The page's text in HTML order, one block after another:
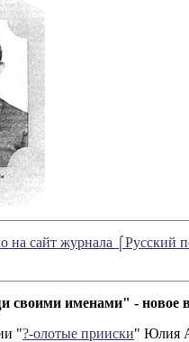
на сайт журнала ⌠Русский
своими именами" - новое
"?-олотые прииски" Юлия